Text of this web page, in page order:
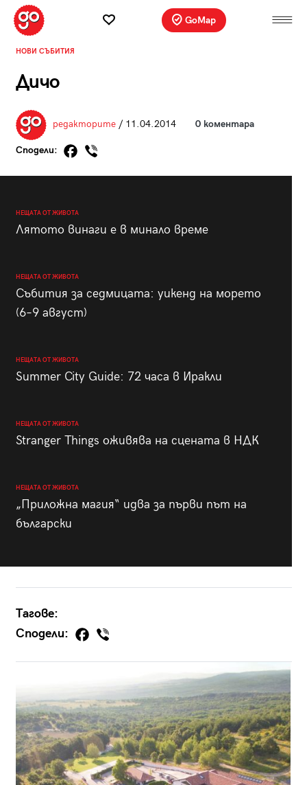
GoMap
НОВИ СЪБИТИЯ
Дичо
редакторите/ 11.04.2014 0 коментара
Сподели:
НЕЩАТА ОТ ЖИВОТА
Лятото винаги е в минало време
НЕЩАТА ОТ ЖИВОТА
Събития за седмицата: уикенд на морето
(6–9 август)
НЕЩАТА ОТ ЖИВОТА
Summer City Guide: 72 часа в Иракли
НЕЩАТА ОТ ЖИВОТА
Stranger Things оживява на сцената в НДК
НЕЩАТА ОТ ЖИВОТА
„Приложна магия“ идва за първи път на
български
Тагове:
Сподели: